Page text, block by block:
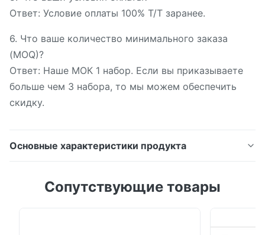
Ответ: Условие оплаты 100% Т/Т заранее.
6. Что ваше количество минимального заказа
(MOQ)?
Ответ: Наше МОК 1 набор. Если вы приказываете
больше чем 3 набора, то мы можем обеспечить
скидку.
Основные характеристики продукта
длины волны 380-780нм портативный с апертурой
Сопутствующие товары